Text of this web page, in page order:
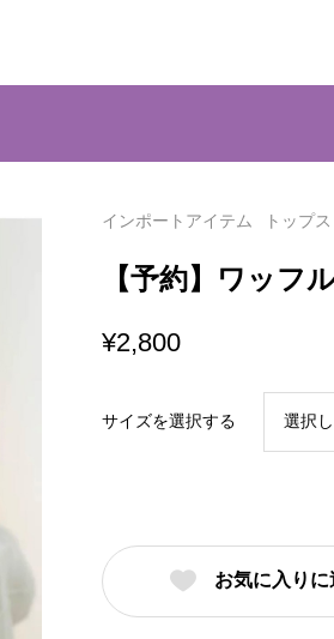
インポートアイテム トップス
【予約】ワ
¥2,800
サイズを選択する
お気に入り